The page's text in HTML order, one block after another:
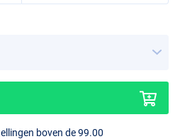
boven de 99.00